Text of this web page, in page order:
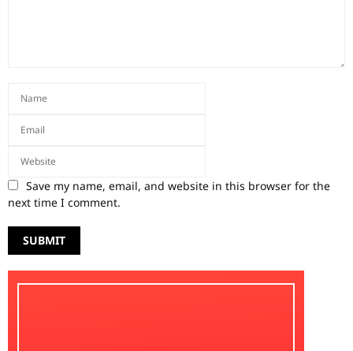
Save my name, email, and website in this browser for the
next time I comment.